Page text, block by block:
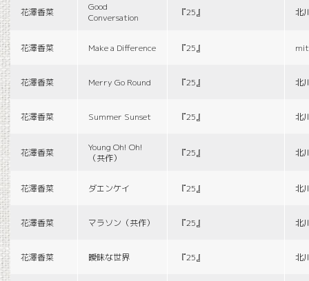
花澤香菜
Good
Conversation
『25』 北
花澤香菜 Make a Difference 『25』
花澤香菜 Merry Go Round 『25』 北
花澤香菜 Summer Sunset 『25』 北
花澤香菜
Young Oh! Oh!
（共作）
『25』 北
花澤香菜 ダエンケイ 『25』 北
花澤香菜 マラソン（共作） 『25』 北
花澤香菜 曖昧な世界 『25』 北